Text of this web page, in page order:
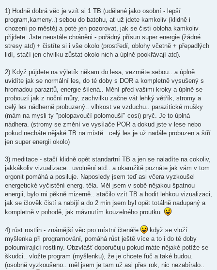
1) Hodně dobrá věc je vzít si 1 TB (udělané jako osobní - lepší
program,kameny..) sebou do batohu, ať už jdete kamkoliv (klidně i
chození po městě) a poté jen pozorovat, jak se čistí obloha kamkoliv
přijdete. Jste neustále chráněni - pořádný přísun super energie (žádné
stresy atd) + čistíte si i vše okolo (prostředí, oblohy včetně + přepadlých
lidí, stačí jen chvilku zůstat okolo nich a úplně pookřávají atd).
2) Když půjdete na výletík někam do lesa, vezměte sebou.. a úplně
uvidíte jak se normální les, do té doby s DOR a kompletně vysušený s
hromadou parazitů, energie šílená.. Mění před vašimi kroky a úplně se
probouzí jak z noční můry, zachvilku začne vát lehký větřík, stromy a
celý les nádherně probuzený.. vlhkost ve vzduchu.. parazitické mušky
(mám na mysli ty "polopavoučí polomouší" cosi) pryč. Je to úplná
nádhera. (stromy se změní ve vysílače POR a dokud jste v lese nebo
pokud necháte nějaké TB na místě.. celý les je už nadále probuzen a šíří
jen super energii okolo)
3) meditace - stačí klidně opět standartní TB a jen se naladíte na cokoliv,
jakkákoliv vizualizace.. uvolnění atd.. a okamžitě poznáte jak vám v tom
orgonit pomáhá a posiluje. Naposledy jsem teď asi včera vyzkoušel
energetické vyčistění energ. těla. Měl jsem v sobě nějakou špatnou
energii, bylo mi pěkně mizerně.. stačilo vzít TB a hodit lehkou vizualizaci,
jak se člověk čistí a nabíjí a do 2 min jsem byl opět totálně nadupaný a
kompletně v pohodě, jak mávnutím kouzelného proutku.
4) růst rostlin - známější věc pro místní čtenáře
když se vloží
myšlenka při programování, pomáhá růst ještě více a to i do té doby
poloumírající rostliny. Obzvlášť doporučuju pokud máte nějaké potíže se
škudci.. vložte program (myšlenku), že je chcete fuč a také budou.
(osobně vyzkoušeno.. měl jsem je tam už asi přes rok, nic nezabíralo..